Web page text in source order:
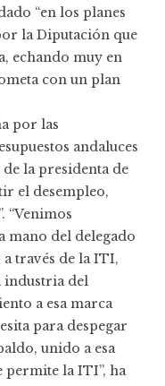
“en los planes
la Diputación que
echando muy en
con un plan
por las
andaluces
la presidenta de
el desempleo,
“Venimos
mano del delegado
través de la ITI,
industria del
a esa marca
para despegar
unido a esa
la ITI”, ha